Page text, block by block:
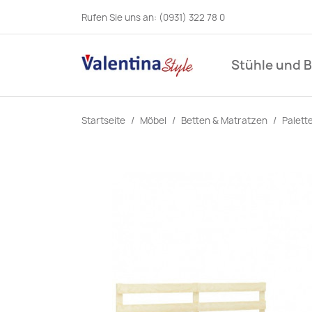
Rufen Sie uns an: (0931) 322 78 0
Stühle und
Startseite Möbel Betten & Matratzen